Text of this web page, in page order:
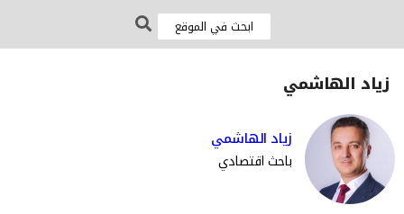
زياد الهاشمي
زياد الهاشمي
باحث اقتصادي